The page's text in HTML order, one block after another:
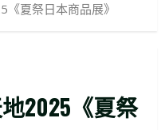
夏祭日本商品展》
2025《夏祭